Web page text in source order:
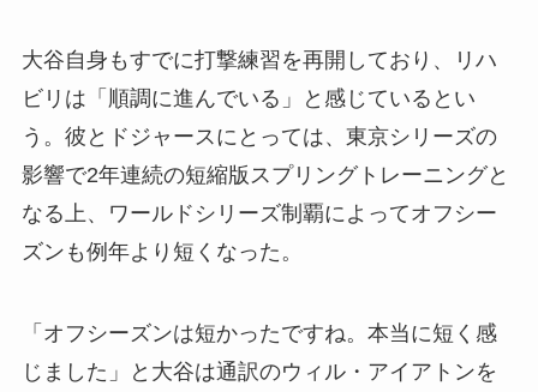
大谷自身もすでに打撃練習を再開しており、リハ
ビリは「順調に進んでいる」と感じているとい
う。彼とドジャースにとっては、東京シリーズの
影響で2年連続の短縮版スプリングトレーニングと
なる上、ワールドシリーズ制覇によってオフシー
ズンも例年より短くなった。
「オフシーズンは短かったですね。本当に短く感
じました」と大谷は通訳のウィル・アイアトンを